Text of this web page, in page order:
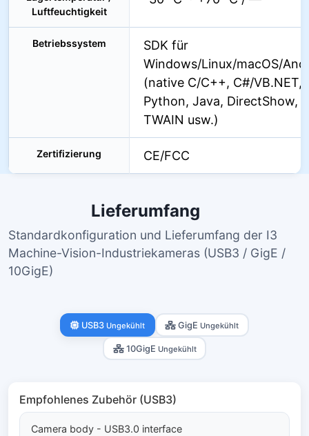
Luftfeuchtigkeit
Betriebssystem
SDK für
Windows/Linux/macOS/
(native C/C++, C#/VB.NET,
Python, Java, DirectShow,
TWAIN usw.)
Zertifizierung CE/FCC
Lieferumfang
Standardkonfiguration und Lieferumfang der I3
Machine-Vision-Industriekameras (USB3 / GigE /
10GigE)
USB3 Ungekühlt GigE Ungekühlt
10GigE Ungekühlt
Empfohlenes Zubehör (USB3)
Camera body - USB3.0 interface